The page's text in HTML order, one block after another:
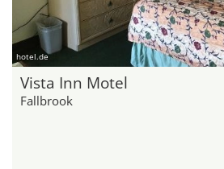
hotel.de
Vista Inn Motel
Fallbrook